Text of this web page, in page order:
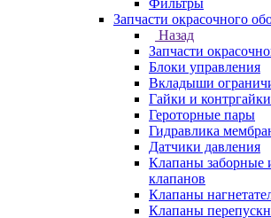
Фильтры
Запчасти окрасочного
Назад
Запчасти
Блоки управления
Вкладыши
Гайки и контргайки
Героторные пары
Гидравлика
Датчики давления
Клапаны заборные
клапанов
Клапаны
Клапаны